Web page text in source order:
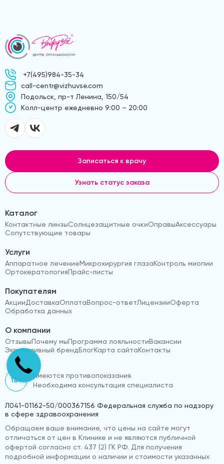
+7(495)984-35-34
call-centr@vizhuvse.com
Подольск, пр-т Ленина, 150/54
Kолл-центр ежедневно 9:00 – 20:00
Записаться к врачу
Узнать статус заказа
Каталог
Контактные линзыСолнцезащитные очкиОправыАксессуары
Сопутствующие товары
Услуги
Аппаратное лечениеМикрохирургия глазаКонтроль миопии
ОртокератологияПрайс-листы
Покупателям
АкцииДоставкаОплатаВопрос-ответЛицензииОферта
Обработка данных
О компании
ОтзывыПочему мыПрограмма лояльностиВакансии
Эксклюзивный брендБлогКарта сайтаКонтакты
18+
Имеются противопоказания.
Необходима консультация специалиста
Л041-01162-50/000367156 Федеральная служба по надзору
в сфере здравоохранения
Обращаем ваше внимание, что цены на сайте могут
отличаться от цен в Клинике и не являются публичной
офертой согласно ст. 437 (2) ГК РФ. Для получения
подробной информации о наличии и стоимости указанных